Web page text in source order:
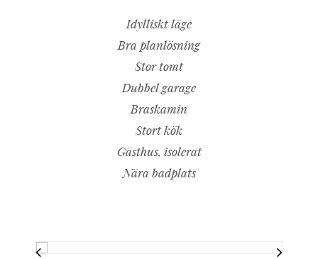
Idylliskt läge
Bra planlösning
Stor tomt
Dubbel garage
Braskamin
Stort kök
Gästhus, isolerat
Nära badplats